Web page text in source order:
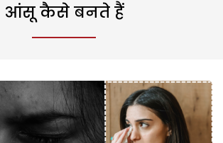
आंसू कैसे बनते हैं